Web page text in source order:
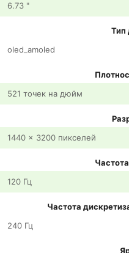
6.73 "
Тип
oled_amoled
521 точек на дюйм
1440 x 3200 пикселей
120 Гц
Частота
240 Гц